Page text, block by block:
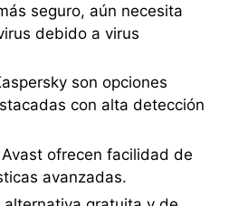
seguro, aún necesita
debido a virus
son opciones
con alta detección
Avast ofrecen facilidad de
avanzadas.